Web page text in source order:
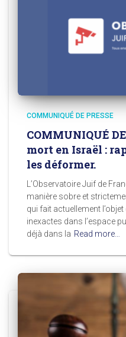
COMMUNIQUÉ DE PRESSE
COMMUNIQUÉ
mort en Israël :
les déformer.
L’Observatoire Juif de
manière sobre et
qui fait actuellement
inexactes dans l’espace
déjà dans la Read more…